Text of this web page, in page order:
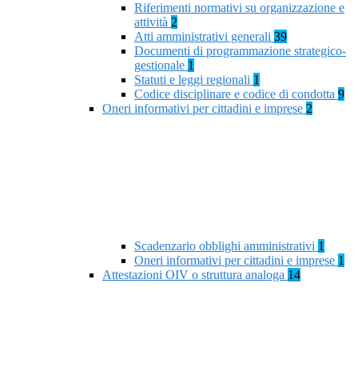
Riferimenti normativi su organizzazione e
attività 2
Atti amministrativi generali 39
Documenti di programmazione strategico-
gestionale 1
Statuti e leggi regionali 1
Codice disciplinare e codice di condotta 9
Oneri informativi per cittadini e imprese 2
Scadenzario obblighi amministrativi 1
Oneri informativi per cittadini e imprese 1
Attestazioni OIV o struttura analoga 14